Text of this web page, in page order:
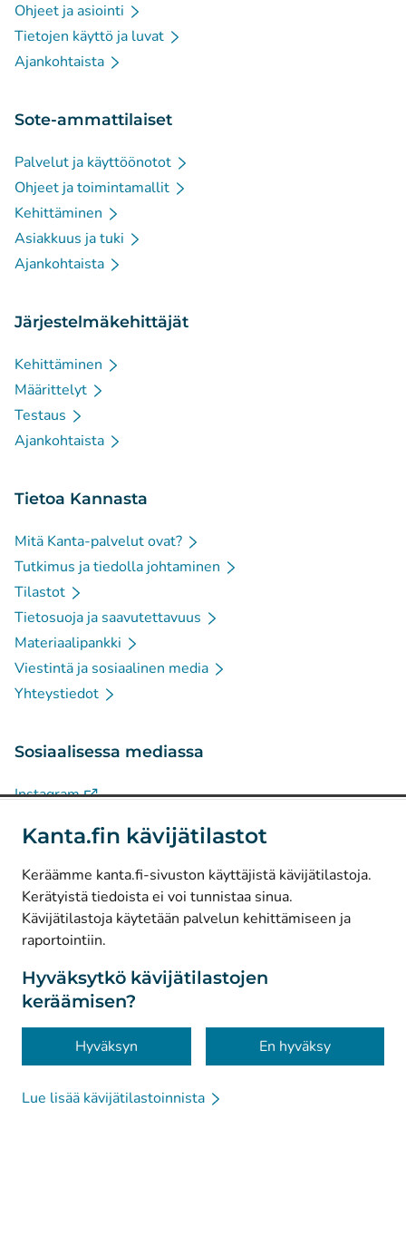
Kanta.fin kävijätilastot
Keräämme kanta.fi-sivuston käyttäjistä kävijätilastoja.
Kerätyistä tiedoista ei voi tunnistaa sinua.
Kävijätilastoja käytetään palvelun kehittämiseen ja
raportointiin.
Hyväksytkö kävijätilastojen
keräämisen?
Hyväksyn En hyväksy
Lue lisää kävijätilastoinnista
Ohjeet ja asiointi
Tietojen käyttö ja luvat
Ajankohtaista
Sote-ammattilaiset
Palvelut ja käyttöönotot
Ohjeet ja toimintamallit
Kehittäminen
Asiakkuus ja tuki
Ajankohtaista
Järjestelmäkehittäjät
Kehittäminen
Määrittelyt
Testaus
Ajankohtaista
Tietoa Kannasta
Mitä Kanta-palvelut ovat?
Tutkimus ja tiedolla johtaminen
Tilastot
Tietosuoja ja saavutettavuus
Materiaalipankki
Viestintä ja sosiaalinen media
Yhteystiedot
Sosiaalisessa mediassa
Instagram(Avautuu uuteen välilehteen)
Facebook(Avautuu uuteen välilehteen)
© Kanta-Palvelut, Kansaneläkelaitos
Tietosuoja
Tietoa sivustosta
Saavutettavuus
Evästeet